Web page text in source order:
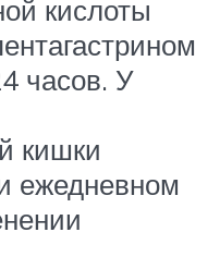
кислоты
часов. У
кишки
ежедневном